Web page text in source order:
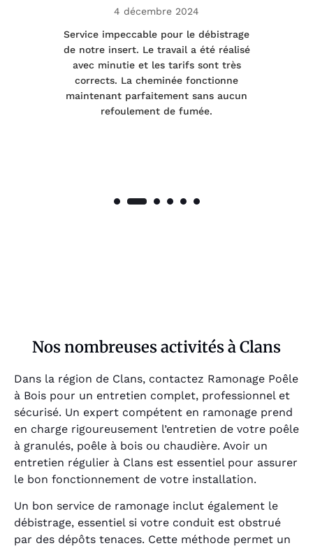
4 décembre 2024
Service impeccable pour le débistrage
de notre insert. Le travail a été réalisé
avec minutie et les tarifs sont très
corrects. La cheminée fonctionne
maintenant parfaitement sans aucun
refoulement de fumée.
Nos nombreuses activités à Clans
Dans la région de Clans, contactez Ramonage Poêle
à Bois pour un entretien complet, professionnel et
sécurisé. Un expert compétent en ramonage prend
en charge rigoureusement l’entretien de votre poêle
à granulés, poêle à bois ou chaudière. Avoir un
entretien régulier à Clans est essentiel pour assurer
le bon fonctionnement de votre installation.
Un bon service de ramonage inclut également le
débistrage, essentiel si votre conduit est obstrué
par des dépôts tenaces. Cette méthode permet un